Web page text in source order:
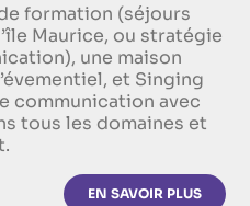
formation (séjours
Maurice, ou stratégie
une maison
et Singing
communication avec
tous les domaines et
EN SAVOIR PLUS